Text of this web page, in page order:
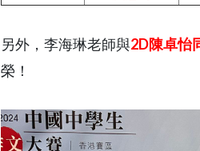
另外，李海琳老師與2D陳卓怡
榮！